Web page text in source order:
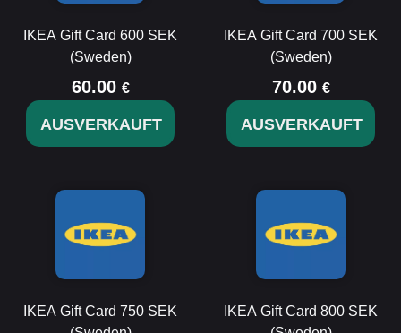
IKEA Gift Card 600 SEK
(Sweden)
60.00 €
AUSVERKAUFT
IKEA Gift Card 700 SEK
(Sweden)
70.00 €
AUSVERKAUFT
IKEA Gift Card 750 SEK
IKEA Gift Card 800 SEK